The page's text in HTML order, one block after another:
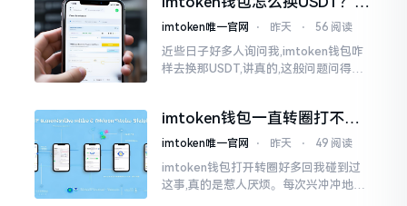
同一个物品
几种方法你得知道
imtoken唯一官网 ⋅ 昨天 ⋅ 56 阅读
近些日子好多人询问我,imtoken钱包咋
样去换那USDT,讲真的,这般问题问得很
imtoken钱包一直转圈打不开
解决办法分享
imtoken唯一官网 ⋅ 昨天 ⋅ 49 阅读
imtoken钱包打开转圈好多回我碰到过
这事,真的是惹人厌烦。每次兴冲冲地开